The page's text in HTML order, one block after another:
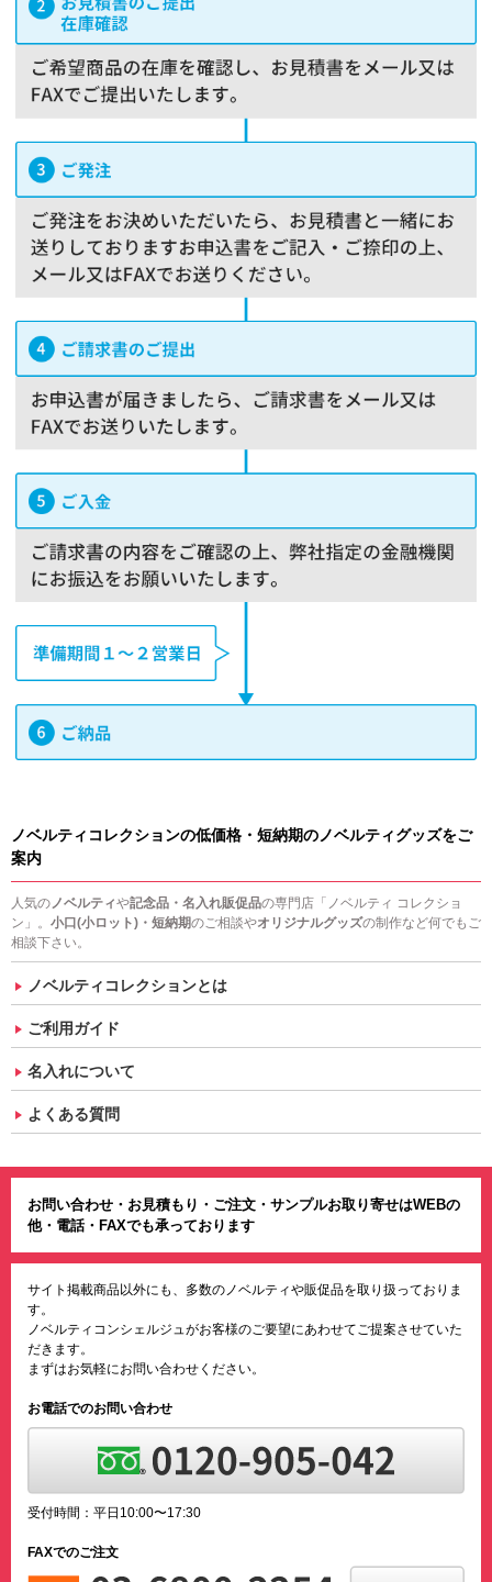
ノベルティコレクションの低価格・短納期のノベルティグッズをご
案内
人気のノベルティや記念品・名入れ販促品の専門店「ノベルティ コレクショ
ン」。 小口(小ロット)・短納期のご相談やオリジナルグッズの制作など何でもご
相談下さい。
ノベルティコレクションとは
ご利用ガイド
名入れについて
よくある質問
お問い合わせ・お見積もり・ご注文・サンプルお取り寄せはWEBの
他・電話・FAXでも承っております
サイト掲載商品以外にも、多数のノベルティや販促品を取り扱っておりま
す。
ノベルティコンシェルジュがお客様のご要望にあわせてご提案させていた
だきます。
まずはお気軽にお問い合わせください。
お電話でのお問い合わせ
受付時間：平日10:00〜17:30
FAXでのご注文